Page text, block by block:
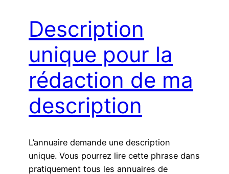
Description
unique pour la
rédaction de ma
description
L’annuaire demande une description
unique. Vous pourrez lire cette phrase dans
pratiquement tous les annuaires de